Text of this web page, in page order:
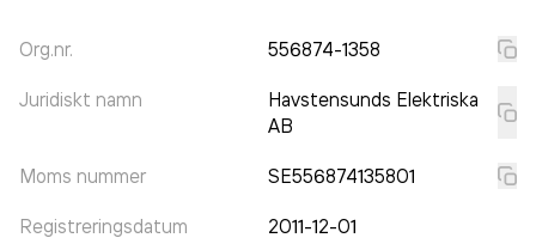
Org.nr. 556874-1358
Juridiskt namn
Havstensunds Elektriska
AB
Moms nummer SE556874135801
Registreringsdatum 2011-12-01